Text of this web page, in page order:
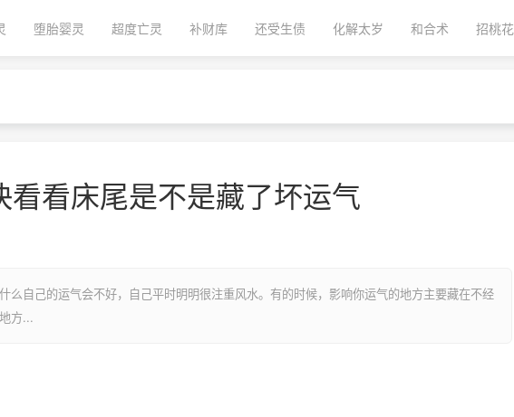
堕胎婴灵 超度亡灵 补财库 还受生债 化解太岁 和合术 招桃花
看看床尾是不是藏了坏运气
么自己的运气会不好，自己平时明明很注重风水。有的时候，影响你运气的地方主要藏在不经
方...